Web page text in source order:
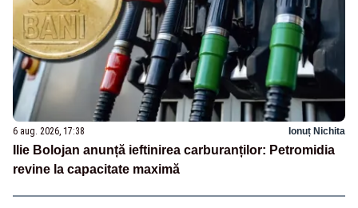
6 aug. 2026, 17:38 Ionuț Nichita
Ilie Bolojan anunță ieftinirea carburanților: Petromidia
revine la capacitate maximă